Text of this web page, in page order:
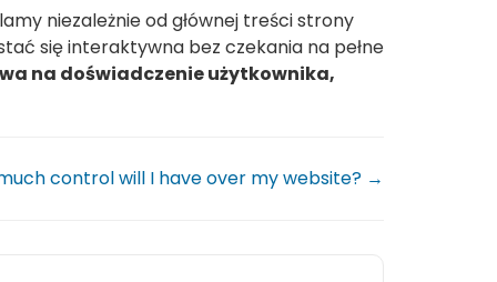
niezależnie od głównej treści strony
się interaktywna bez czekania na pełne
na doświadczenie użytkownika,
control will I have over my website? →